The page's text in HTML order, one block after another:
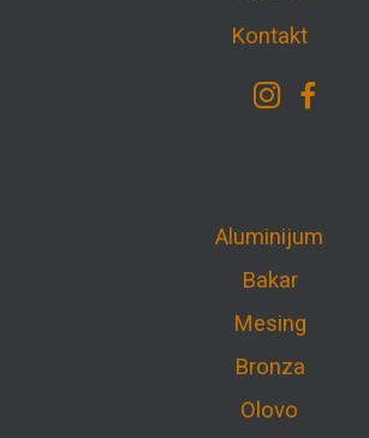
Kontakt
Aluminijum
Bakar
Mesing
Bronza
Olovo